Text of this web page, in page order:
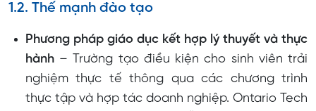
1.2. Thế mạnh đào tạo
Phương pháp giáo dục kết hợp lý thuyết và thực
hành – Trường tạo điều kiện cho sinh viên trải
nghiệm thực tế thông qua các chương trình
thực tập và hợp tác doanh nghiệp. Ontario Tech